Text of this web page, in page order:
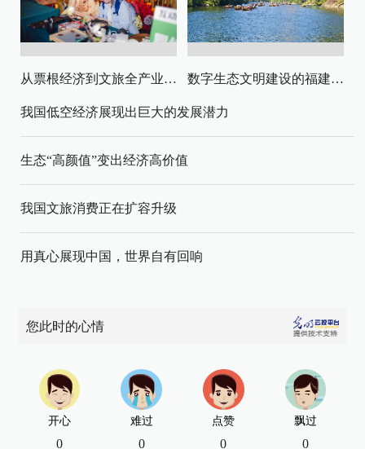
从票根经济到文旅全产业链升级 数字生态文明建设的福建路径与启示
我国低空经济展现出巨大的发展潜力
生态“高颜值”变出经济高价值
我国文旅消费正在扩容升级
用真心展现中国，世界自有回响
您此时的心情
开心
0
难过
0
点赞
0
飘过
0